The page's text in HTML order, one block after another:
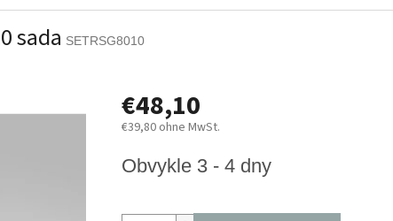
sada SETRSG8010
€48,10
€39,80 ohne MwSt.
Obvykle 3 - 4 dny